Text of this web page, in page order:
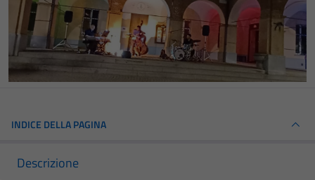
INDICE DELLA PAGINA
Descrizione